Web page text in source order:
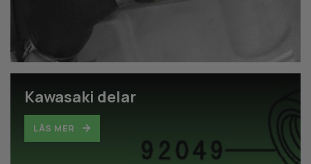
Kawasaki delar
LÄS MER